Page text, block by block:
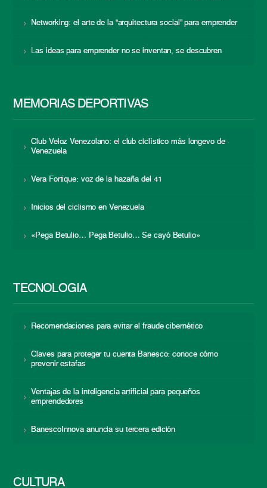
Networking: el arte de la “arquitectura social” para emprender
Las ideas para emprender no se inventan, se descubren
MEMORIAS DEPORTIVAS
Club Veloz Venezolano: el club ciclístico más longevo de
Venezuela
Vera Fortique: voz de la hazaña del 41
Inicios del ciclismo en Venezuela
«Pega Betulio… Pega Betulio… Se cayó Betulio»
TECNOLOGÍA
Recomendaciones para evitar el fraude cibernético
Claves para proteger tu cuenta Banesco: conoce cómo
prevenir estafas
Ventajas de la inteligencia artificial para pequeños
emprendedores
BanescoInnova anuncia su tercera edición
CULTURA